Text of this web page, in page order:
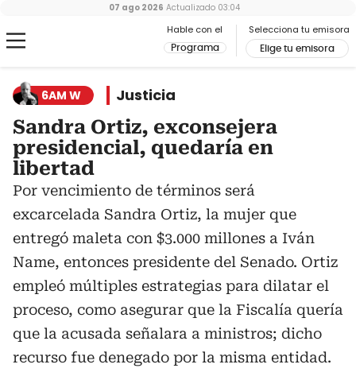
Hable con el
Programa
Selecciona tu emisora
Elige tu emisora
07 ago 2026 Actualizado 03:04
6AM W Justicia
Sandra Ortiz, exconsejera
presidencial, quedaría en
libertad
Por vencimiento de términos será
excarcelada Sandra Ortiz, la mujer que
entregó maleta con $3.000 millones a Iván
Name, entonces presidente del Senado. Ortiz
empleó múltiples estrategias para dilatar el
proceso, como asegurar que la Fiscalía quería
que la acusada señalara a ministros; dicho
recurso fue denegado por la misma entidad.